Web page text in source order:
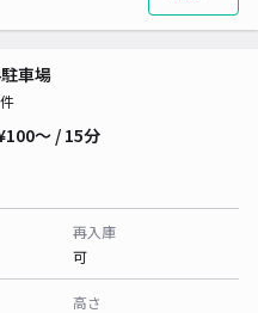
車場
〜 / 15分
再入庫
可
高さ